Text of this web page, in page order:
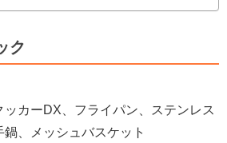
ク
ッカーDX、フライパン、ステンレス
、メッシュバスケット